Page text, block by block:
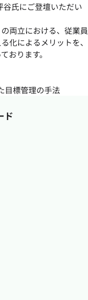
谷氏にご登壇いただい
両立における、従業員
化によるメリットを、
おります。
目標管理の手法
ド